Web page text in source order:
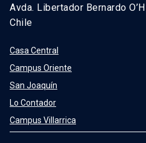
Avda. Libertador Bernardo
Chile
Casa Central
Campus Oriente
San Joaquín
Lo Contador
Campus Villarrica